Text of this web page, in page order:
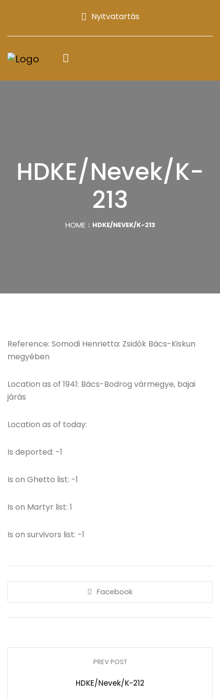
Nyitvatartás
HDKE/Nevek/K-
213
HOME HDKE/NEVEK/K-213
Reference: Somodi Henrietta: Zsidók Bács-Kiskun
megyében
Location as of 1941: Bács-Bodrog vármegye, bajai
járás
Location as of today:
Is deported: -1
Is on Ghetto list: -1
Is on Martyr list: 1
Is on survivors list: -1
Facebook
PREV POST
HDKE/Nevek/K-212